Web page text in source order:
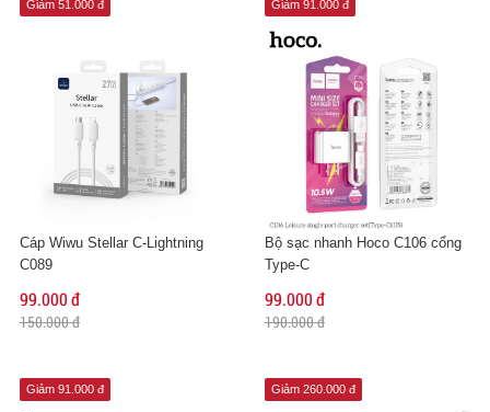
Giảm 51.000 đ
Cáp Wiwu Stellar C-Lightning
C089
99.000 đ
150.000 đ
Giảm 91.000 đ
Bộ sạc nhanh Hoco C106 cổng
Type-C
99.000 đ
190.000 đ
Giảm 91.000 đ Giảm 260.000 đ